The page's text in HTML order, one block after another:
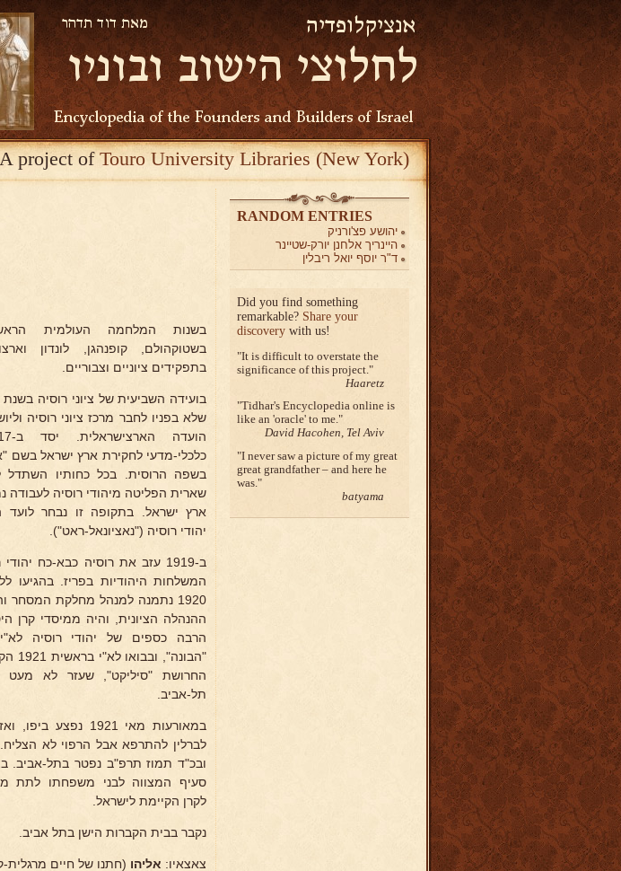
A project ofTouro University Libraries (New York)
בשנות המלחמה העולמית
בשטוקהולם, קופנהגן, לונדון
בתפקידים ציוניים וצבוריים.
שלא בפניו לחבר מרכז ציוני רוסיה
כלכלי-מדעי לחקירת ארץ ישראל בשם
בשפה הרוסית. בכל כחותיו
שארית הפליטה מיהודי רוסיה לעבודה
ארץ ישראל. בתקופה זו נבחר לועד
יהודי רוסיה ("נאציונאל-ראט").
ב-1919 עזב את רוסיה כבא-כח
המשלחות היהודיות בפריז. בהגיעו
1920 נתמנה למנהל מחלקת המסחר
ההנהלה הציונית, והיה ממיסדי קרן
הרבה כספים של יהודי רוסיה
החרושת "סיליקט", שעזר לא מעט
תל-אביב.
במאורעות מאי 1921 נפצע
לברלין להתרפא אבל הרפוי לא
ובכ"ד תמוז תרפ"ב נפטר בתל-אביב.
סעיף המצווה לבני משפחתו לתת
לקרן הקיימת לישראל.
נקבר בבית הקברות הישן בתל אביב.
צאצאיו: אליהו (חתנו של חיים מרגלית-
RANDOM ENTRIES
יהושע פצ'ורניק
היינריך אלחנן יורק-שטיינר
ד"ר יוסף יואל ריבלין
Did you find something
remarkable? Share your
discovery with us!
It is difficult to overstate the
significance of this project.
Haaretz
Tidhar's Encyclopedia online is
like an 'oracle' to me.
David Hacohen, Tel Aviv
I never saw a picture of my great
great grandfather – and here he
was.
batyama